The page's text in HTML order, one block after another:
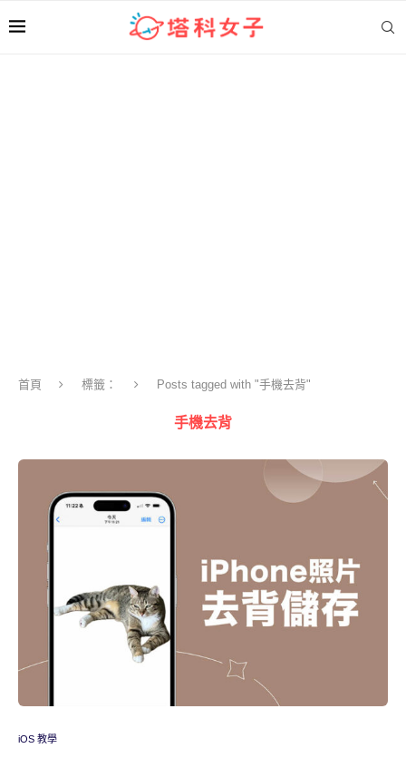
首頁 標籤： Posts tagged with "手機去背"
手機去背
iOS 教學